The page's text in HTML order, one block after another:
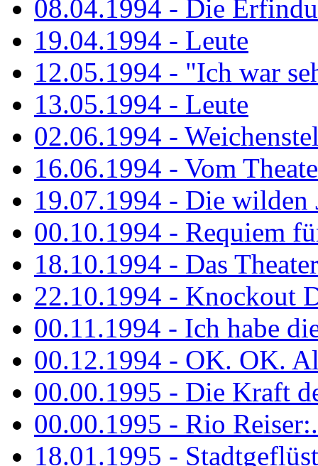
08.04.1994 - Die
19.04.1994 - Leute
12.05.1994 - "Ich war
13.05.1994 - Leute
02.06.1994 -
16.06.1994 - Vom
19.07.1994 - Die wilden
00.10.1994 - Requiem
18.10.1994 - Das
22.10.1994 - Knockout
00.11.1994 - Ich habe
00.12.1994 - OK. OK.
00.00.1995 - Die Kraft
00.00.1995 - Rio
18.01.1995 -